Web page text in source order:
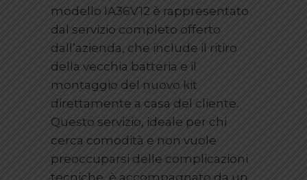
modello IA36V12 è rappresentato
dal servizio completo offerto
dall’azienda, che include il ritiro
della vecchia batteria e il
montaggio del nuovo kit
direttamente a casa del cliente.
Questo servizio, ideale per chi
cerca comodità e non vuole
preoccuparsi delle complicazioni
tecniche, è accompagnato da un